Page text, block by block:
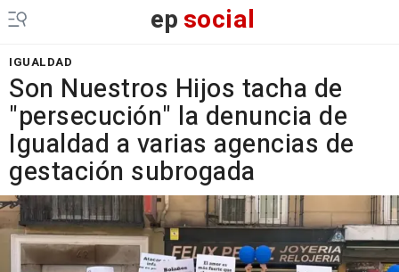
epsocial
IGUALDAD
Son Nuestros Hijos tacha de
"persecución" la denuncia de
Igualdad a varias agencias de
gestación subrogada